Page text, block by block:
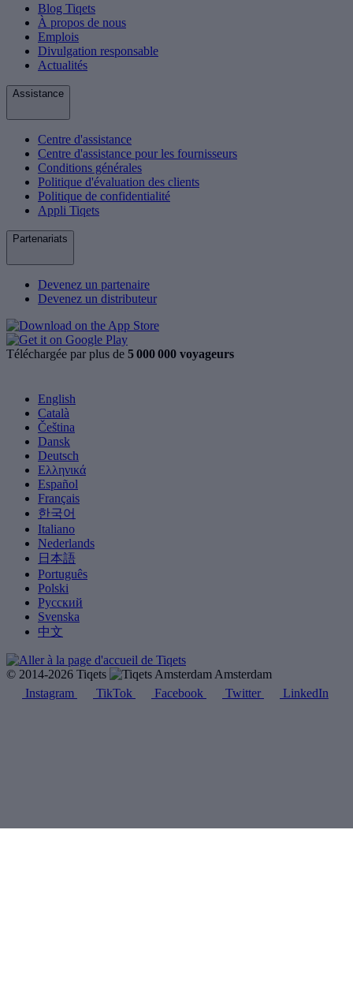
Blog Tiqets
À propos de nous
Emplois
Divulgation responsable
Actualités
Assistance
Centre d'assistance
Centre d'assistance pour les fournisseurs
Conditions générales
Politique d'évaluation des clients
Politique de confidentialité
Appli Tiqets
Partenariats
Devenez un partenaire
Devenez un distributeur
Téléchargée par plus de 5 000 000 voyageurs
English
Català
Čeština
Dansk
Deutsch
Ελληνικά
Español
Français
한국어
Italiano
Nederlands
日本語
Português
Polski
Русский
Svenska
中文
© 2014-2026 Tiqets
Amsterdam
Instagram
TikTok Facebook Twitter LinkedIn